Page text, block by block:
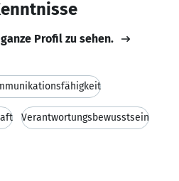
Profil zu sehen.
Verantwortungsbewusstsein